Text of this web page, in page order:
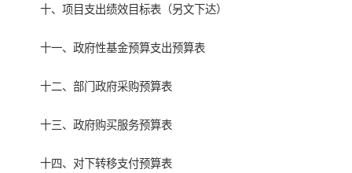
十、项目支出绩效目标表（另文下达）
十一、政府性基金预算支出预算表
十二、部门政府采购预算表
十三、政府购买服务预算表
十四、对下转移支付预算表